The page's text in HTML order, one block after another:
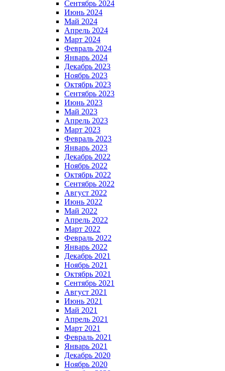
Сентябрь 2024
Июнь 2024
Май 2024
Апрель 2024
Март 2024
Февраль 2024
Январь 2024
Декабрь 2023
Ноябрь 2023
Октябрь 2023
Сентябрь 2023
Июнь 2023
Май 2023
Апрель 2023
Март 2023
Февраль 2023
Январь 2023
Декабрь 2022
Ноябрь 2022
Октябрь 2022
Сентябрь 2022
Август 2022
Июнь 2022
Май 2022
Апрель 2022
Март 2022
Февраль 2022
Январь 2022
Декабрь 2021
Ноябрь 2021
Октябрь 2021
Сентябрь 2021
Август 2021
Июнь 2021
Май 2021
Апрель 2021
Март 2021
Февраль 2021
Январь 2021
Декабрь 2020
Ноябрь 2020